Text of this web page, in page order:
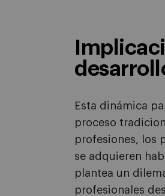
Esta dinámica
proceso
profesiones, los
se adquieren
plantea un
profesionales